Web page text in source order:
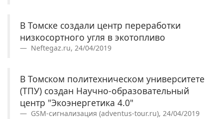
В Томске создали центр переработки
низкосортного угля в экотопливо
Neftegaz.ru, 24/04/2019
В Томском политехническом университете
(ТПУ) создан Научно-образовательный
центр "Экоэнергетика 4.0"
GSM-сигнализация (adventus-tour.ru), 24/04/2019